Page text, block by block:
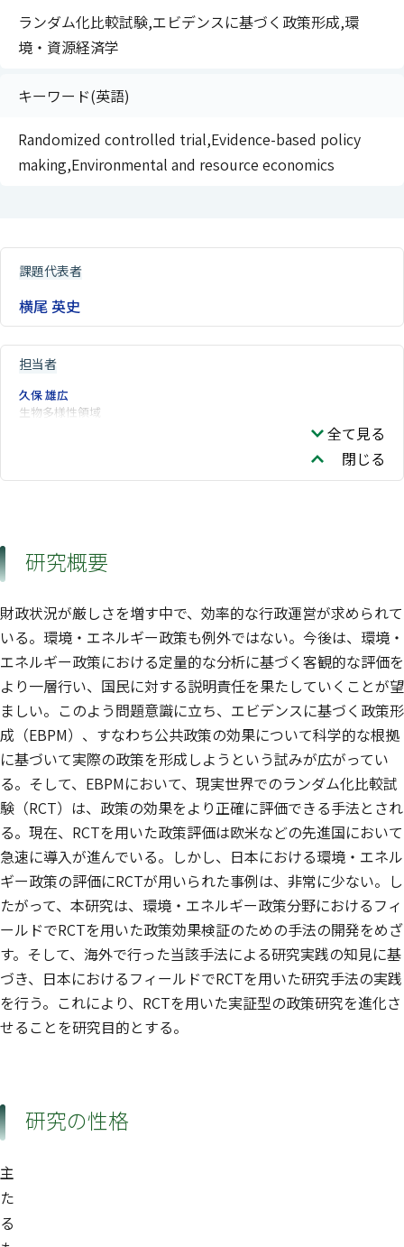
ランダム化比較試験,エビデンスに基づく政策形成,環
境・資源経済学
キーワード(英語)
Randomized controlled trial,Evidence-based policy
making,Environmental and resource economics
課題代表者
横尾 英史
担当者
久保 雄広
生物多様性領域
全て見る
閉じる
研究概要
財政状況が厳しさを増す中で、効率的な行政運営が求められて
いる。環境・エネルギー政策も例外ではない。今後は、環境・
エネルギー政策における定量的な分析に基づく客観的な評価を
より一層行い、国民に対する説明責任を果たしていくことが望
ましい。このよう問題意識に立ち、エビデンスに基づく政策形
成（EBPM）、すなわち公共政策の効果について科学的な根拠
に基づいて実際の政策を形成しようという試みが広がってい
る。そして、EBPMにおいて、現実世界でのランダム化比較試
験（RCT）は、政策の効果をより正確に評価できる手法とされ
る。現在、RCTを用いた政策評価は欧米などの先進国において
急速に導入が進んでいる。しかし、日本における環境・エネル
ギー政策の評価にRCTが用いられた事例は、非常に少ない。し
たがって、本研究は、環境・エネルギー政策分野におけるフィ
ールドでRCTを用いた政策効果検証のための手法の開発をめざ
す。そして、海外で行った当該手法による研究実践の知見に基
づき、日本におけるフィールドでRCTを用いた研究手法の実践
を行う。これにより、RCTを用いた実証型の政策研究を進化さ
せることを研究目的とする。
研究の性格
主
た
る